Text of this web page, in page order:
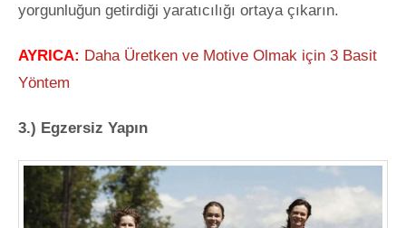
yorgunluğun getirdiği yaratıcılığı ortaya çıkarın.
AYRICA: Daha Üretken ve Motive Olmak için 3 Basit
Yöntem
3.) Egzersiz Yapın